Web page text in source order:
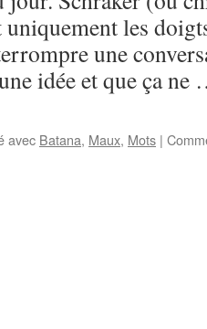
uniquement les
une
idée et que ça
avec Batana, Maux, Mots |